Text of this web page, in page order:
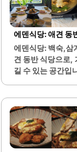
불맛이 가득하여
는 아늑하고 쾌적
적합합니다.테이
험하기에는 좋은
지 않고 자연의 맛
고객들에게 인기
사람이 함께 방문
에덴식당: 애견 동
에덴식당: 백숙,삼
견 동반 식당으로,
길 수 있는 공간입
분위기를 제공합
은 깊고 진한 국물
고기는 쫄깃한 식
께 제공되어 풍성
찹쌀죽은 국물의